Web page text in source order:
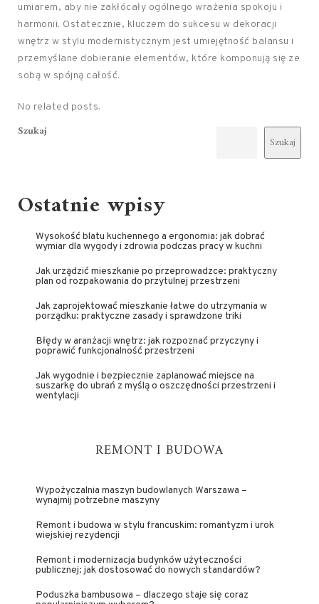
umiarem, aby nie zakłócały ogólnego wrażenia spokoju i
harmonii. Ostatecznie, kluczem do sukcesu w dekoracji
wnętrz w stylu modernistycznym jest umiejętność balansu i
przemyślane dobieranie elementów, które komponują się ze
sobą w spójną całość.
No related posts.
Szukaj
Szukaj
Ostatnie wpisy
Wysokość blatu kuchennego a ergonomia: jak dobrać
wymiar dla wygody i zdrowia podczas pracy w kuchni
Jak urządzić mieszkanie po przeprowadzce: praktyczny
plan od rozpakowania do przytulnej przestrzeni
Jak zaprojektować mieszkanie łatwe do utrzymania w
porządku: praktyczne zasady i sprawdzone triki
Błędy w aranżacji wnętrz: jak rozpoznać przyczyny i
poprawić funkcjonalność przestrzeni
Jak wygodnie i bezpiecznie zaplanować miejsce na
suszarkę do ubrań z myślą o oszczędności przestrzeni i
wentylacji
REMONT I BUDOWA
Wypożyczalnia maszyn budowlanych Warszawa –
wynajmij potrzebne maszyny
Remont i budowa w stylu francuskim: romantyzm i urok
wiejskiej rezydencji
Remont i modernizacja budynków użyteczności
publicznej: jak dostosować do nowych standardów?
Poduszka bambusowa – dlaczego staje się coraz